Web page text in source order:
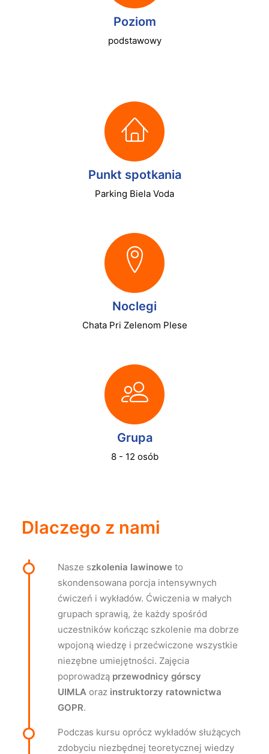
Poziom
podstawowy
Punkt spotkania
Parking Biela Voda
Noclegi
Chata Pri Zelenom Plese
Grupa
8 - 12 osób
Dlaczego z nami
Nasze szkolenia lawinowe to
skondensowana porcja intensywnych
ćwiczeń i wykładów. Ćwiczenia w małych
grupach sprawią, że każdy spośród
uczestników kończąc szkolenie ma dobrze
wpojoną wiedzę i przećwiczone wszystkie
niezębne umiejętności. Zajęcia
poprowadzą przewodnicy górscy
UIMLA oraz instruktorzy ratownictwa
GOPR.
Podczas kursu oprócz wykładów służących
zdobyciu niezbędnej teoretycznej wiedzy